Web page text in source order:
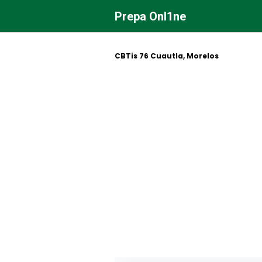
contenido
Prepa Onl1ne
CBTis 76 Cuautla, Morelos